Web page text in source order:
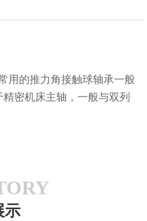
用的推力角接触球轴承一般
密机床主轴，一般与双列
示